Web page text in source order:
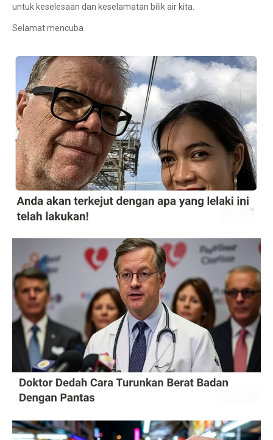
untuk keselesaan dan keselamatan bilik air kita.
Selamat mencuba